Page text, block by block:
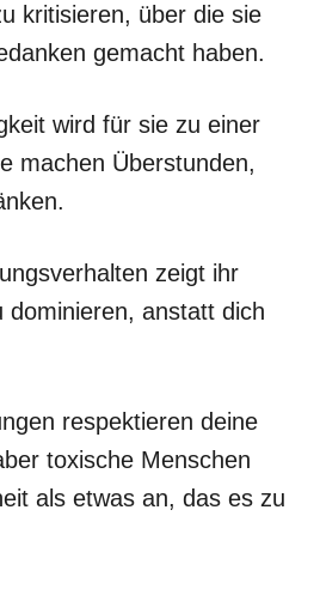
kritisieren, über die sie
gemacht haben.
wird für sie zu einer
machen Überstunden,
zeigt ihr
dominieren, anstatt dich
respektieren deine
toxische Menschen
als etwas an, das es zu